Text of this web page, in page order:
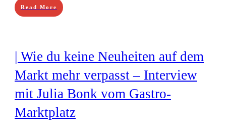
Read More
| Wie du keine Neuheiten auf dem
Markt mehr verpasst – Interview
mit Julia Bonk vom Gastro-
Marktplatz